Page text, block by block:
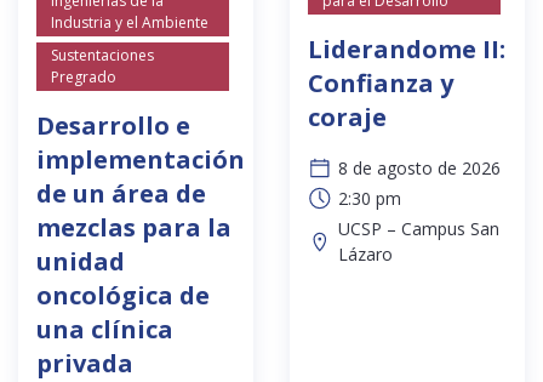
Industria y el Ambiente
Sustentaciones
Pregrado
Desarrollo e
implementación
de un área de
mezclas para la
unidad
oncológica de
una clínica
privada
Liderandome II:
Confianza y
coraje
8 de agosto de 2026
2:30 pm
UCSP – Campus San
Lázaro